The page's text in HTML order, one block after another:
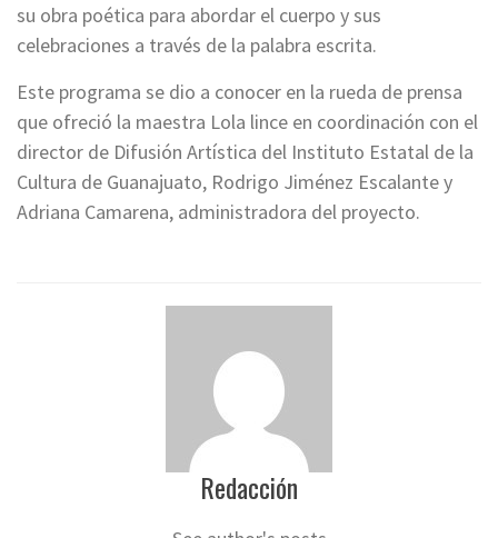
su obra poética para abordar el cuerpo y sus
celebraciones a través de la palabra escrita.
Este programa se dio a conocer en la rueda de prensa
que ofreció la maestra Lola lince en coordinación con el
director de Difusión Artística del Instituto Estatal de la
Cultura de Guanajuato, Rodrigo Jiménez Escalante y
Adriana Camarena, administradora del proyecto.
Redacción